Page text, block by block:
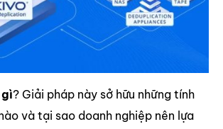
? Giải pháp này sở hữu những tính
và tại sao doanh nghiệp nên lựa